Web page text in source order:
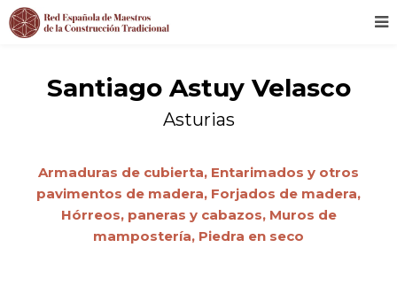
Santiago Astuy Velasco
Asturias
Armaduras de cubierta, Entarimados y otros
pavimentos de madera, Forjados de madera,
Hórreos, paneras y cabazos, Muros de
mampostería, Piedra en seco